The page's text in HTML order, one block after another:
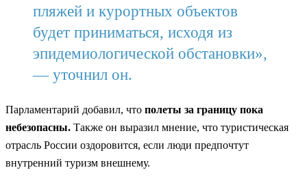
пляжей и курортных объектов
будет приниматься, исходя из
эпидемиологической обстановки»,
— уточнил он.
Парламентарий добавил, что полеты за границу пока
небезопасны. Также он выразил мнение, что туристическая
отрасль России оздоровится, если люди предпочтут
внутренний туризм внешнему.